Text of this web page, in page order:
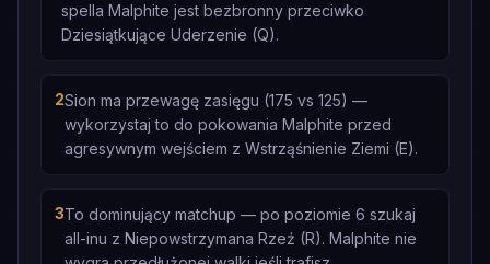
spella Malphite jest bezbronny przeciwko
Dziesiątkujące Uderzenie (Q).
2Sion ma przewagę zasięgu (175 vs 125) —
wykorzystaj to do pokowania Malphite przed
agresywnym wejściem z Wstrząśnienie Ziemi (E).
3To dominujący matchup — po poziomie 6 szukaj
all-inu z Niepowstrzymana Rzeź (R). Malphite nie